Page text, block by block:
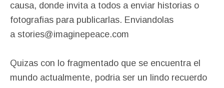
causa, donde invita a todos a enviar historias o
fotografias para publicarlas. Enviandolas
a stories@imaginepeace.com
Quizas con lo fragmentado que se encuentra el
mundo actualmente, podria ser un lindo recuerdo